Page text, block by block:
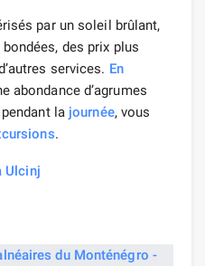
par un soleil brûlant,
des prix plus
services. En
abondance d’agrumes
la journée, vous
.
Ulcinj